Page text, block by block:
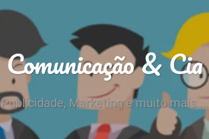
Comunicação & Cia
Publicidade, Marketing e muito mais....